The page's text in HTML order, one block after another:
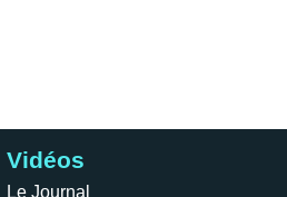
Vidéos
Le Journal